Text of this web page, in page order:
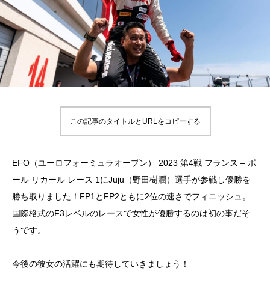
この記事のタイトルとURLをコピーする
EFO（ユーロフォーミュラオープン） 2023 第4戦 フランス – ポ
ール リカール レース 1にJuju（野田樹潤）選手が参戦し優勝を
勝ち取りました！FP1とFP2ともに2位の速さでフィニッシュ。
国際格式のF3レベルのレースで女性が優勝するのは初の事だそ
うです。
今後の彼女の活躍にも期待していきましょう！